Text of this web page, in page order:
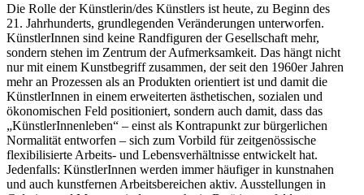
Die Rolle der Künstlerin/des Künstlers ist heute, zu Beginn des
21. Jahrhunderts, grundlegenden Veränderungen unterworfen.
KünstlerInnen sind keine Randfiguren der Gesellschaft mehr,
sondern stehen im Zentrum der Aufmerksamkeit. Das hängt nicht
nur mit einem Kunstbegriff zusammen, der seit den 1960er Jahren
mehr an Prozessen als an Produkten orientiert ist und damit die
KünstlerInnen in einem erweiterten ästhetischen, sozialen und
ökonomischen Feld positioniert, sondern auch damit, dass das
„KünstlerInnenleben“ – einst als Kontrapunkt zur bürgerlichen
Normalität entworfen – sich zum Vorbild für zeitgenössische
flexibilisierte Arbeits- und Lebensverhältnisse entwickelt hat.
Jedenfalls: KünstlerInnen werden immer häufiger in kunstnahen
und auch kunstfernen Arbeitsbereichen aktiv. Ausstellungen in